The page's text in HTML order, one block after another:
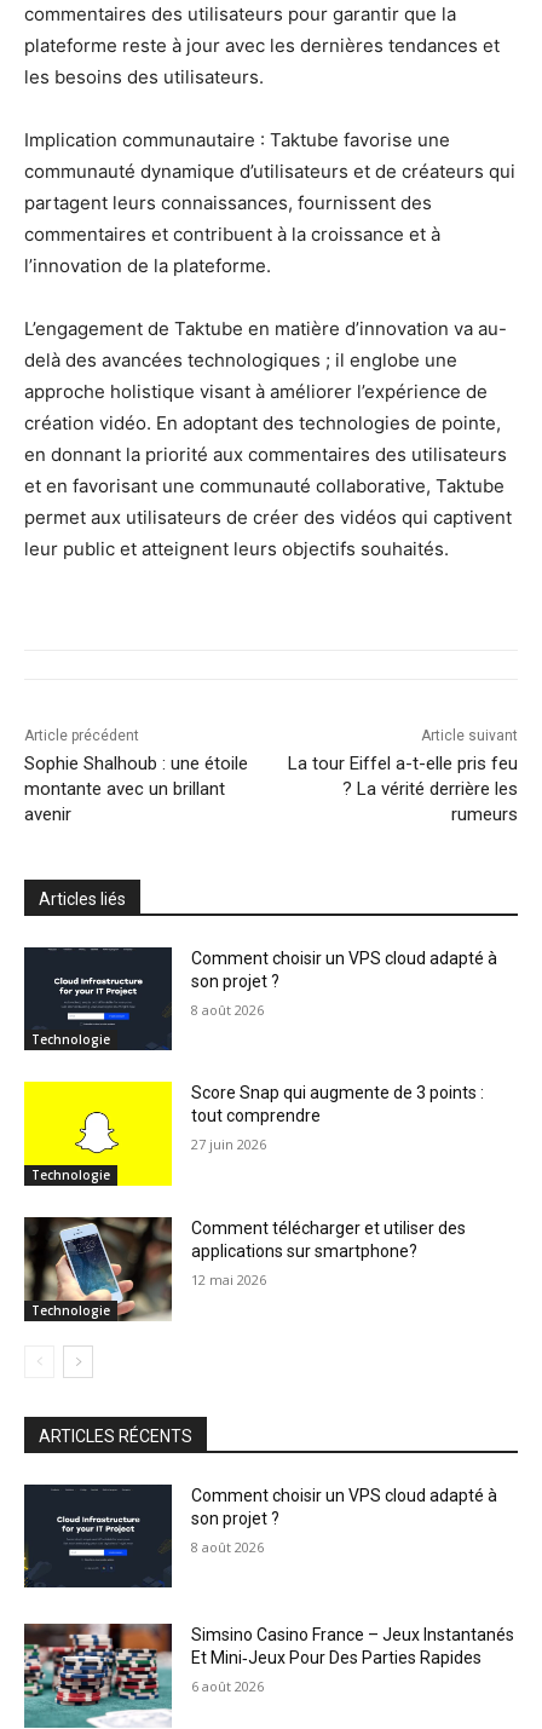
commentaires des utilisateurs pour garantir que la
plateforme reste à jour avec les dernières tendances et
les besoins des utilisateurs.
Implication communautaire : Taktube favorise une
communauté dynamique d’utilisateurs et de créateurs qui
partagent leurs connaissances, fournissent des
commentaires et contribuent à la croissance et à
l’innovation de la plateforme.
L’engagement de Taktube en matière d’innovation va au-
delà des avancées technologiques ; il englobe une
approche holistique visant à améliorer l’expérience de
création vidéo. En adoptant des technologies de pointe,
en donnant la priorité aux commentaires des utilisateurs
et en favorisant une communauté collaborative, Taktube
permet aux utilisateurs de créer des vidéos qui captivent
leur public et atteignent leurs objectifs souhaités.
Article précédent
Sophie Shalhoub : une étoile
montante avec un brillant
avenir
Article suivant
La tour Eiffel a-t-elle pris feu
? La vérité derrière les
rumeurs
Articles liés
Technologie
Comment choisir un VPS cloud adapté à
son projet ?
8 août 2026
Technologie
Score Snap qui augmente de 3 points :
tout comprendre
27 juin 2026
Technologie
Comment télécharger et utiliser des
applications sur smartphone?
12 mai 2026
ARTICLES RÉCENTS
Comment choisir un VPS cloud adapté à
son projet ?
8 août 2026
Simsino Casino France – Jeux Instantanés
Et Mini‑Jeux Pour Des Parties Rapides
6 août 2026